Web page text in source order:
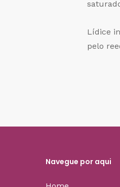
Lídice
pelo
Navegue por aqui